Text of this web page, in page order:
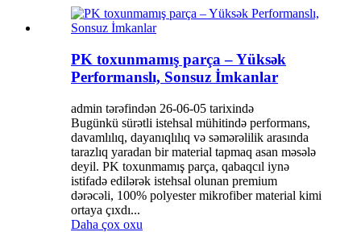
PK toxunmamış parça – Yüksək
Performanslı, Sonsuz İmkanlar
admin tərəfindən 26-06-05 tarixində
Bugünkü sürətli istehsal mühitində performans,
davamlılıq, dayanıqlılıq və səmərəlilik arasında
tarazlıq yaradan bir material tapmaq asan məsələ
deyil. PK toxunmamış parça, qabaqcıl iynə
istifadə edilərək istehsal olunan premium
dərəcəli, 100% polyester mikrofiber material kimi
ortaya çıxdı...
Daha çox oxu